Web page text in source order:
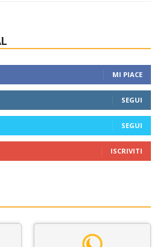
MI PIACE
SEGUI
SEGUI
ISCRIVITI